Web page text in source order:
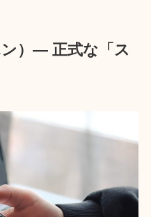
）― 正式な「ス